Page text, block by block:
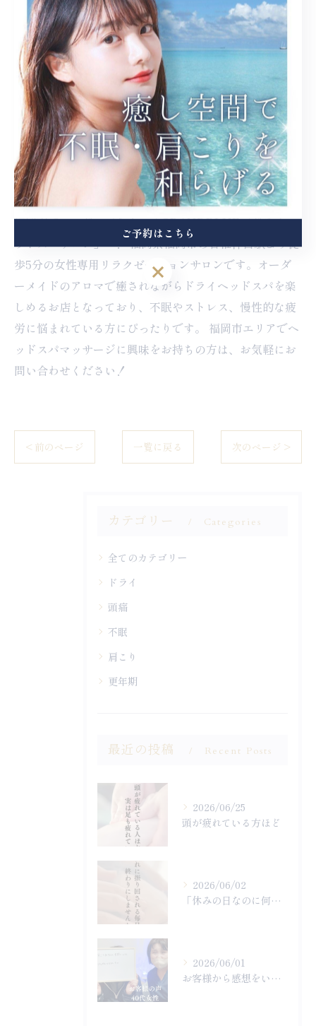
〰︎〰︎〰︎〰︎〰︎〰︎〰︎
ドライヘッドスパサロン
GRANDBLUE
福岡市東区香椎宮そば
自宅サロン女性限定
営業時間:月〜土曜 10:00〜17:30
自宅前駐車場あり
福岡市でヘッドスパなら、「GRANDBLUE／ドライヘ
ッドスパサロン」へ！ 福岡県福岡市の香椎神宮駅より徒
歩5分の女性専用リラクゼーションサロンです。オーダ
ーメイドのアロマで癒されながらドライヘッドスパを楽
しめるお店となっており、不眠やストレス、慢性的な疲
労に悩まれている方にぴったりです。 福岡市エリアでヘ
ッドスパマッサージに興味をお持ちの方は、お気軽にお
問い合わせください！
< 前のページ 一覧に戻る 次のページ >
カテゴリー Categories
全てのカテゴリー
ドライ
頭痛
不眠
肩こり
更年期
最近の投稿 Recent Posts
2026/06/25
頭が疲れている方ほど
2026/06/02
「休みの日なのに何もやる気になれず終わってしまった…」
2026/06/01
お客様から感想をいただきました
ご予約はこちら
ご予約はこちら